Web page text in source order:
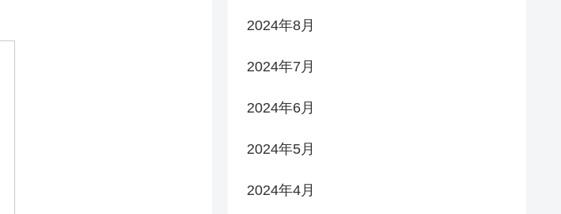
2024年8月
2024年7月
2024年6月
2024年5月
2024年4月